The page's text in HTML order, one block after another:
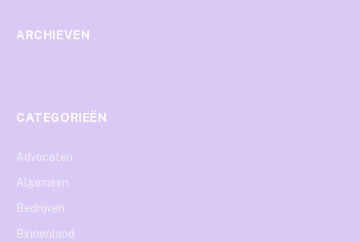
ARCHIEVEN
CATEGORIEËN
Advocaten
Algemeen
Bedrijven
Binnenland